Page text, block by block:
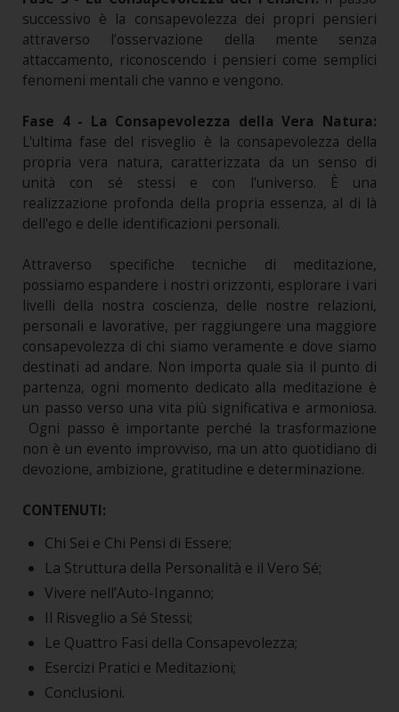
successivo è la consapevolezza dei propri pensieri
attraverso l’osservazione della mente senza
attaccamento, riconoscendo i pensieri come semplici
fenomeni mentali che vanno e vengono.
Fase 4 - La Consapevolezza della Vera Natura:
L'ultima fase del risveglio è la consapevolezza della
propria vera natura, caratterizzata da un senso di
unità con sé stessi e con l'universo. È una
realizzazione profonda della propria essenza, al di là
dell'ego e delle identificazioni personali.
Attraverso specifiche tecniche di meditazione,
possiamo espandere i nostri orizzonti, esplorare i vari
livelli della nostra coscienza, delle nostre relazioni,
personali e lavorative, per raggiungere una maggiore
consapevolezza di chi siamo veramente e dove siamo
destinati ad andare. Non importa quale sia il punto di
partenza, ogni momento dedicato alla meditazione è
un passo verso una vita più significativa e armoniosa.
Ogni passo è importante perché la trasformazione
non è un evento improvviso, ma un atto quotidiano di
devozione, ambizione, gratitudine e determinazione.
CONTENUTI:
Chi Sei e Chi Pensi di Essere;
La Struttura della Personalità e il Vero Sé;
Vivere nell’Auto-Inganno;
Il Risveglio a Sé Stessi;
Le Quattro Fasi della Consapevolezza;
Esercizi Pratici e Meditazioni;
Conclusioni.